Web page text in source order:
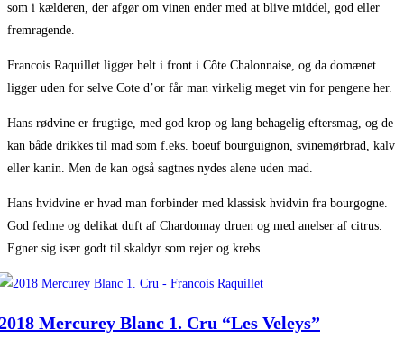
som i kælderen, der afgør om vinen ender med at blive middel, god eller
fremragende.
Francois Raquillet ligger helt i front i Côte Chalonnaise, og da domænet
ligger uden for selve Cote d’or får man virkelig meget vin for pengene her.
Hans rødvine er frugtige, med god krop og lang behagelig eftersmag, og de
kan både drikkes til mad som f.eks. boeuf bourguignon, svinemørbrad, kalv
eller kanin. Men de kan også sagtnes nydes alene uden mad.
Hans hvidvine er hvad man forbinder med klassisk hvidvin fra bourgogne.
God fedme og delikat duft af Chardonnay druen og med anelser af citrus.
Egner sig især godt til skaldyr som rejer og krebs.
Mercurey Blanc 1. Cru “Les Veleys”